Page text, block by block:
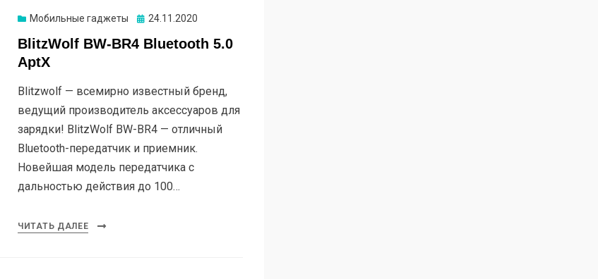
Мобильные гаджеты Опубликовано
24.11.2020
BlitzWolf BW-BR4 Bluetooth 5.0
AptX
Blitzwolf — всемирно известный бренд,
ведущий производитель аксессуаров для
зарядки! BlitzWolf BW-BR4 — отличный
Bluetooth-передатчик и приемник.
Новейшая модель передатчика с
дальностью действия до 100…
ЧИТАТЬ ДАЛЕЕ